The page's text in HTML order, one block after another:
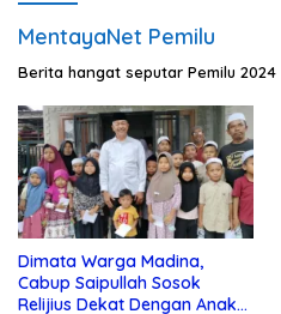
MentayaNet Pemilu
Berita hangat seputar Pemilu 2024
Dimata Warga Madina,
Cabup Saipullah Sosok
Relijius Dekat Dengan Anak